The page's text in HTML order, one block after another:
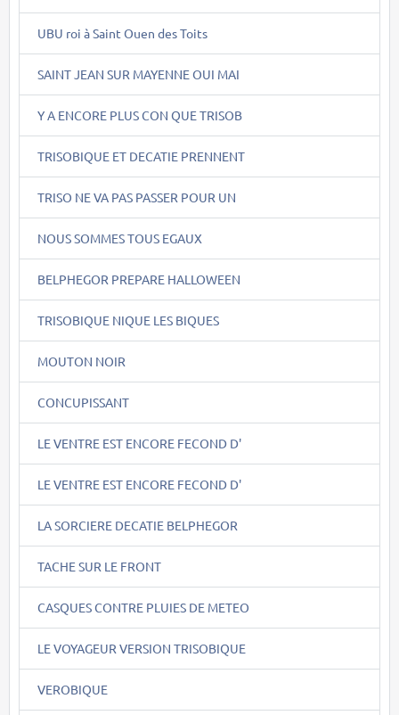
UBU roi à Saint Ouen des Toits
SAINT JEAN SUR MAYENNE OUI MAI
Y A ENCORE PLUS CON QUE TRISOB
TRISOBIQUE ET DECATIE PRENNENT
TRISO NE VA PAS PASSER POUR UN
NOUS SOMMES TOUS EGAUX
BELPHEGOR PREPARE HALLOWEEN
TRISOBIQUE NIQUE LES BIQUES
MOUTON NOIR
CONCUPISSANT
LE VENTRE EST ENCORE FECOND D'
LE VENTRE EST ENCORE FECOND D'
LA SORCIERE DECATIE BELPHEGOR
TACHE SUR LE FRONT
CASQUES CONTRE PLUIES DE METEO
LE VOYAGEUR VERSION TRISOBIQUE
VEROBIQUE